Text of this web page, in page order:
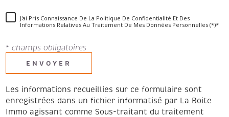
J'ai Pris Connaissance De La Politique De Confidentialité Et Des
Informations Relatives Au Traitement De Mes Données Personnelles (*)*
* champs obligatoires
ENVOYER
Les informations recueillies sur ce formulaire sont
enregistrées dans un fichier informatisé par La Boite
Immo agissant comme Sous-traitant du traitement